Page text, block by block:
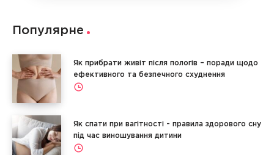
Популярне
Як прибрати живіт після пологів – поради щодо
ефективного та безпечного схуднення
Як спати при вагітності - правила здорового сну
під час виношування дитини